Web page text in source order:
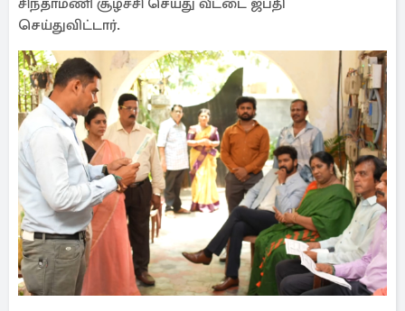
சிந்தாமணி சூழ்ச்சி செய்து வீட்டை ஜப்தி
செய்துவிட்டார்.